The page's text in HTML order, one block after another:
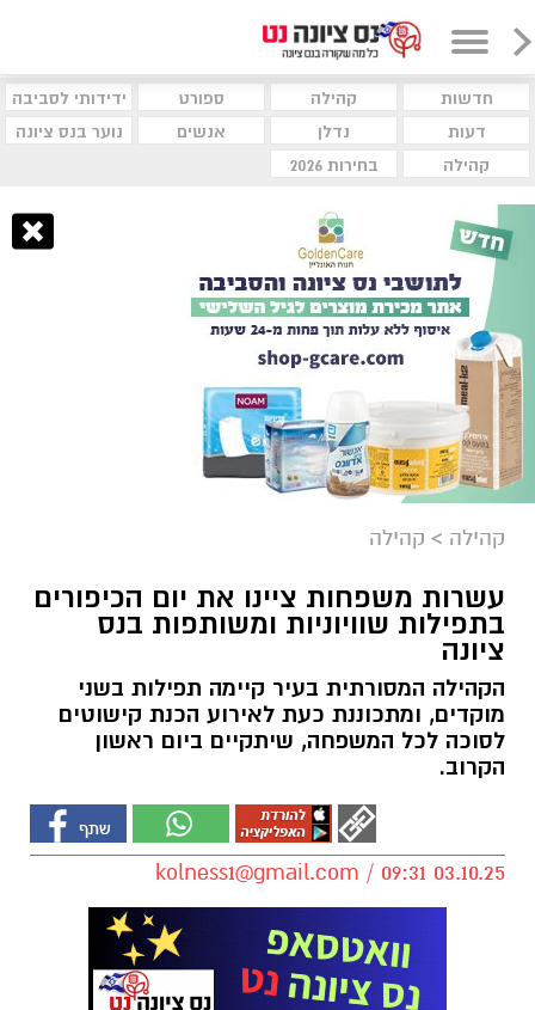
חדשות קהילה ספורט
ידידותי לסביבה
דעות
נדלן אנשים
נוער בנס ציונה
קהילה
בחירות 2026
קהילה > קהילה
עשרות משפחות ציינו את יום הכיפורים
בתפילות שוויוניות ומשותפות בנס
ציונה
הקהילה המסורתית בעיר קיימה תפילות בשני
מוקדים, ומתכוננת כעת לאירוע הכנת קישוטים
לסוכה לכל המשפחה, שיתקיים ביום ראשון
הקרוב.
kolness1@gmail.com / 09:31 03.10.25